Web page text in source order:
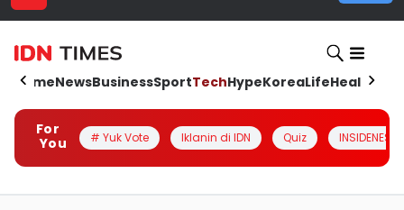
HomeNewsBusinessSportTechHypeKoreaLifeHealth
For
You
# Yuk Vote Iklanin di IDN Quiz INSIDENESIA